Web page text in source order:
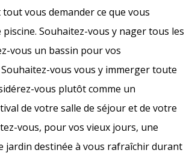
tout vous demander ce que vous
Souhaitez-vous y nager tous les
vous un bassin pour vos
vous vous y immerger toute
vous plutôt comme un
de votre salle de séjour et de votre
vous, pour vos vieux jours, une
jardin destinée à vous rafraîchir durant